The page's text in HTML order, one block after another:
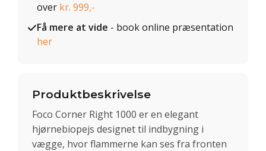
over kr. 999,-
Få mere at vide - book online præsentation
her
Produktbeskrivelse
Foco Corner Right 1000 er en elegant
hjørnebiopejs designet til indbygning i
vægge, hvor flammerne kan ses fra fronten